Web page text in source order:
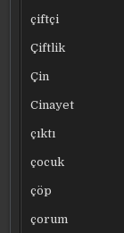
çiftçi
Çiftlik
Çin
Cinayet
çıktı
çocuk
çöp
çorum